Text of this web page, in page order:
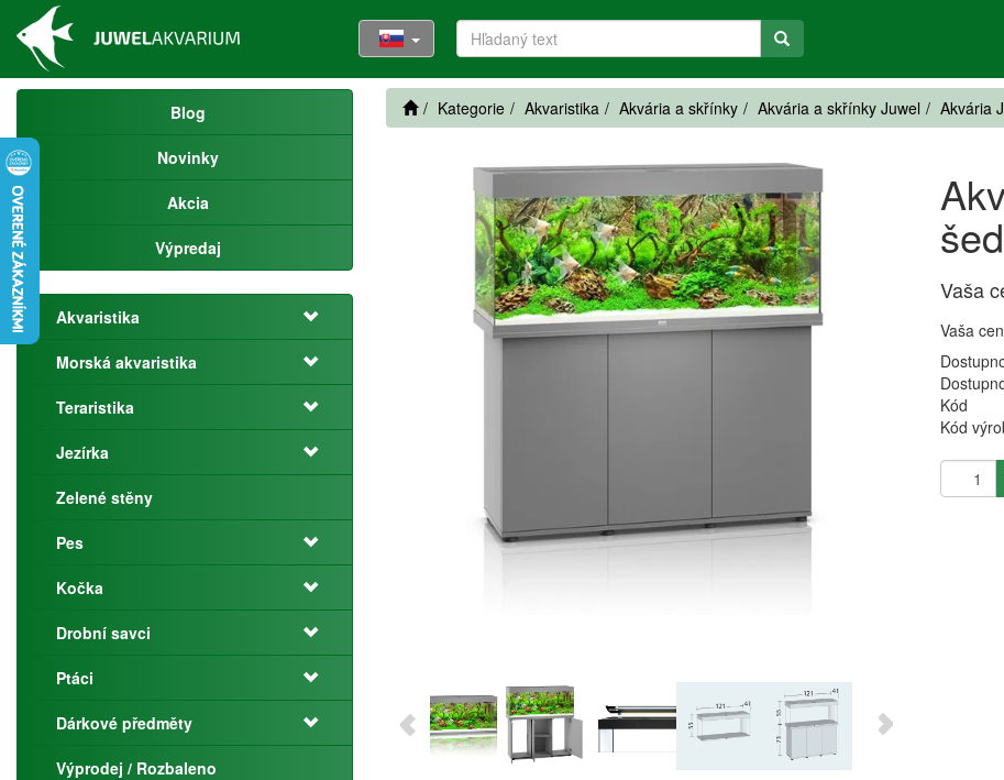
Blog
Novinky
Akcia
Výpredaj
Akvaristika
Morská akvaristika
Teraristika
Jezírka
Zelené stěny
Pes
Kočka
Drobní savci
Ptáci
Dárkové předměty
Výprodej / Rozbaleno
Kategorie Akvaristika Akvária a skřínky Akvária a skřínky Juwel Akvária
Vaša
Vaša
Kód
Kód